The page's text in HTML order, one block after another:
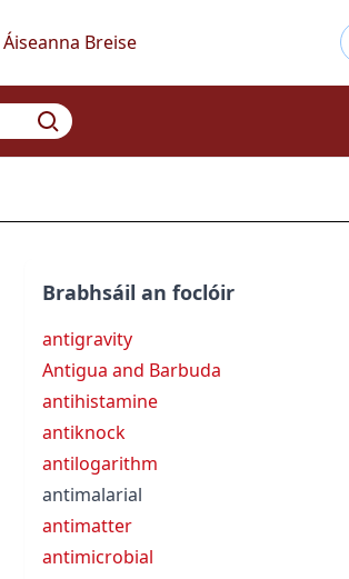
Áiseanna Breise
Brabhsáil an foclóir
antigravity
Antigua and Barbuda
antihistamine
antiknock
antilogarithm
antimalarial
antimatter
antimicrobial